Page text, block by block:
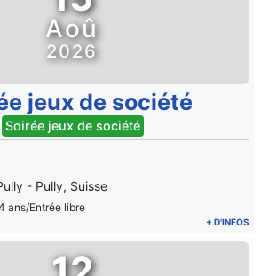
Aoû
2026
jeux de société
Soirée jeux de société
- Pully, Suisse
ans/Entrée libre
+ D'INFOS